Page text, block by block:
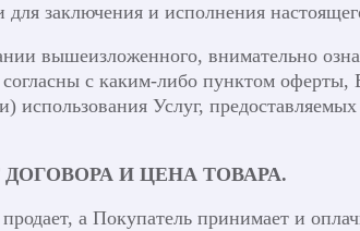
заключения и исполнения
вышеизложенного, внимательно
с каким-либо пунктом оферты,
использования Услуг,
ДОГОВОРА И ЦЕНА ТОВАРА.
а Покупатель принимает и